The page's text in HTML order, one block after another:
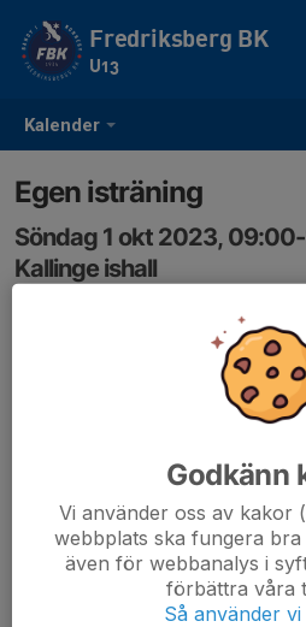
Kalender
Fredriksberg BK
U13
Egen isträning
Söndag 1 okt 2023,
Kallinge ishall
U9 tränar på ena planhalvan.
träna på egen hand på andra
som hjälper till med materiel.
Godkänn
Vi använder oss av kakor
webbplats ska fungera
även för webbanalys i
förbättra våra
Så använder